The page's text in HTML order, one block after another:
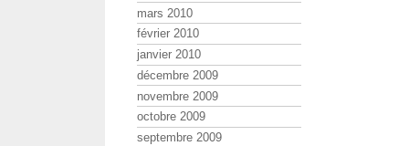
mars 2010
février 2010
janvier 2010
décembre 2009
novembre 2009
octobre 2009
septembre 2009